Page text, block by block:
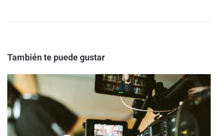
También te puede gustar